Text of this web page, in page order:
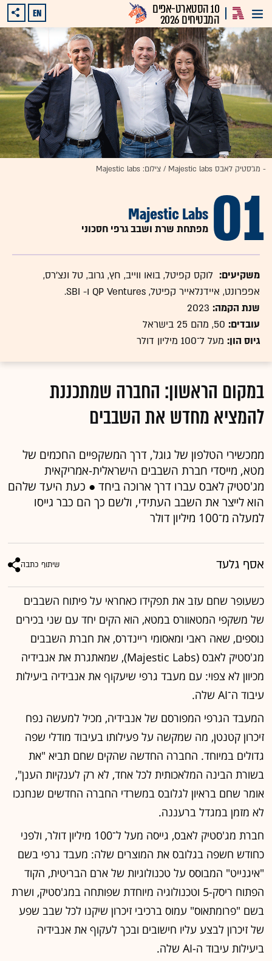
10 הסטארט-אפים
המבטיחים 2026 EN
- מג'סטיק לאבס Majestic labs / צילום: Majestic labs
01
Majestic Labs
מפתחת שרת ושבב גרפי חסכוני
משקיעים: לוקס קפיטל, בואו ווייב, חץ, גרוב, טל ונצ'רס,
אפפרונט, איידנלאייר קפיטל, QP Ventures ו- SBI.
שנת הקמה: 2023
עובדים: 50, מהם 25 בישראל
גיוס הון: מעל ל־100 מיליון דולר
במקום הראשון: החברה שמתכננת
להמציא מחדש את השבבים
ממכשירי הטלפון של גוגל, דרך המשקפיים החכמים של
מטא, מייסדי חברת השבבים הישראלית-אמריקאית
מג'סטיק לאבס עברו דרך ארוכה ביחד ● כעת היעד שלהם
הוא לייצר את השבב העתידי, ולשם כך הם כבר גייסו
למעלה מ־100 מיליון דולר
אסף גלעד שיתוף כתבה
כשעופר שחם עזב את תפקידו כאחראי על פיתוח השבבים
של משקפי המטאוורס במטא, הוא הקים יחד עם שני בכירים
נוספים, שאה ראבי ומאסומי ריינדרס, את חברת השבבים
מג'סטיק לאבס (Majestic Labs), שמאתגרת את אנבידיה
מכיוון לא צפוי: עם מעבד גרפי שיעקוף את אנבידיה ביעילות
עיבוד ה־AI שלה.
המעבד הגרפי המפורסם של אנבידיה, מכיל למעשה נפח
זיכרון קטנטן, מה שמקשה על פעילותו בעיבוד מודלי שפה
גדולים במיוחד. החברה החדשה שהקים שחם תביא "את
בשורת הבינה המלאכותית לכל אחד, לא רק לענקיות הענן",
אומר שחם בראיון לגלובס במשרדי החברה החדשים שנחנכו
לא מזמן במגדל ברעננה.
חברת מג'סטיק לאבס, גייסה מעל ל־100 מיליון דולר, ולפני
כחודש חשפה בגלובס את המוצרים שלה: מעבד גרפי בשם
"איגנייט" המבוסס על טכנולוגיות של ארם הבריטית, הקוד
הפתוח ריסק-5 וטכנולוגיה מיוחדת שפותחה במג'סטיק, ושרת
בשם "פרומתאוס" עמוס ברכיבי זיכרון שיקנו לכל שבב שפע
של זיכרון לבצע עליו חישובים ובכך לעקוף את אנבידיה
ביעילות עיבוד ה-AI שלה.